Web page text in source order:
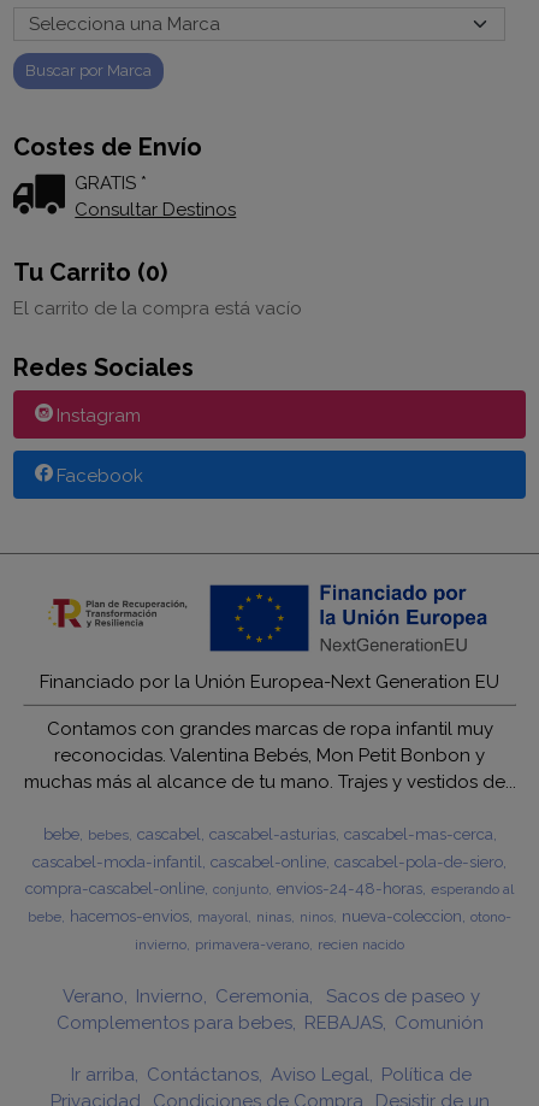
Costes de Envío
GRATIS *
Consultar Destinos
Tu Carrito (0)
El carrito de la compra está vacío
Redes Sociales
Instagram
Facebook
Financiado por la Unión Europea-Next Generation EU
Contamos con grandes marcas de ropa infantil muy
reconocidas. Valentina Bebés, Mon Petit Bonbon y
muchas más al alcance de tu mano. Trajes y vestidos de...
bebe bebes cascabel cascabel-asturias cascabel-mas-cerca
cascabel-moda-infantil cascabel-online cascabel-pola-de-siero
compra-cascabel-online conjunto envios-24-48-horas esperando al
bebe hacemos-envios mayoral ninas ninos nueva-coleccion otono-
invierno primavera-verano recien nacido
Verano Invierno Ceremonia
Sacos de paseo y
Complementos para bebes
REBAJAS Comunión
Ir arriba Contáctanos Aviso Legal
Política de
Privacidad
Condiciones de Compra Desistir de un